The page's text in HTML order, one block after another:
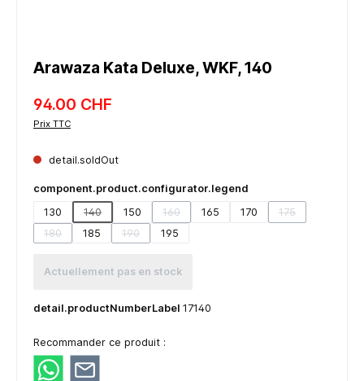
Arawaza Kata Deluxe, WKF, 140
94.00 CHF
Prix TTC
detail.soldOut
component.product.configurator.legend
130
140
(detail.unavailableTooltip)
150 160
(detail.unavailableTooltip)
165 170 175
180
(detail.unavailableTooltip)
185 190
(detail.unavailableTooltip)
195
Actuellement pas en stock
detail.productNumberLabel 17140
Recommander ce produit :